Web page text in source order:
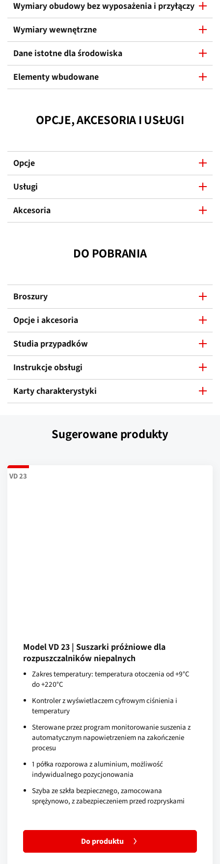
Wymiary obudowy bez wyposażenia i przyłączy
Wymiary wewnętrzne
Dane istotne dla środowiska
Elementy wbudowane
OPCJE, AKCESORIA I USŁUGI
Opcje
Usługi
Akcesoria
DO POBRANIA
Broszury
Opcje i akcesoria
Studia przypadków
Instrukcje obsługi
Karty charakterystyki
Sugerowane produkty
VD 23
Model VD 23 | Suszarki próżniowe dla
rozpuszczalników niepalnych
Zakres temperatury: temperatura otoczenia od +9°C
do +220°C
Kontroler z wyświetlaczem cyfrowym ciśnienia i
temperatury
Sterowane przez program monitorowanie suszenia z
automatycznym napowietrzeniem na zakończenie
procesu
1 półka rozporowa z aluminium, możliwość
indywidualnego pozycjonowania
Szyba ze szkła bezpiecznego, zamocowana
sprężynowo, z zabezpieczeniem przed rozpryskami
Do produktu